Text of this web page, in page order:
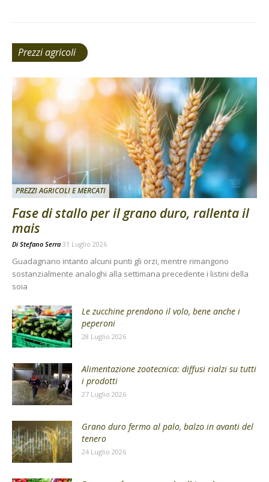
Prezzi agricoli
PREZZI AGRICOLI E MERCATI
Fase di stallo per il grano duro, rallenta il
mais
Di Stefano Serra 31 Luglio 2026
Guadagnano intanto alcuni punti gli orzi, mentre rimangono
sostanzialmente analoghi alla settimana precedente i listini della
soia
Le zucchine prendono il volo, bene anche i
peperoni
28 Luglio 2026
Alimentazione zootecnica: diffusi rialzi su tutti
i prodotti
27 Luglio 2026
Grano duro fermo al palo, balzo in avanti del
tenero
24 Luglio 2026